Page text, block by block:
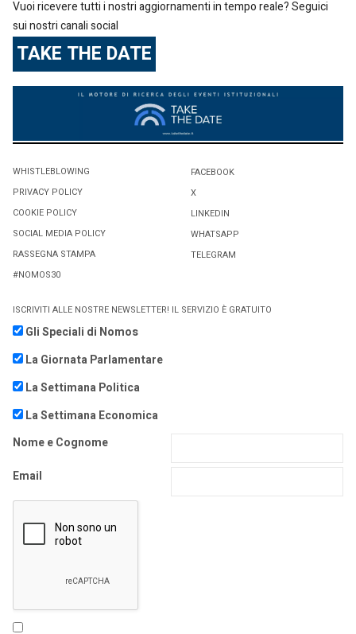
Vuoi ricevere tutti i nostri aggiornamenti in tempo reale? Seguici
sui nostri canali social
TAKE THE DATE
WHISTLEBLOWING
PRIVACY POLICY
COOKIE POLICY
SOCIAL MEDIA POLICY
RASSEGNA STAMPA
#NOMOS30
FACEBOOK
X
LINKEDIN
WHATSAPP
TELEGRAM
ISCRIVITI ALLE NOSTRE NEWSLETTER! IL SERVIZIO È GRATUITO
Gli Speciali di Nomos
La Giornata Parlamentare
La Settimana Politica
La Settimana Economica
Nome e Cognome
Email